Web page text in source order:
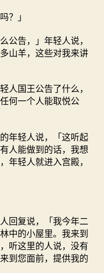
？」
公告，」年轻人说，
山羊，这些对我来讲
人国王公告了什么，
何一个人能取悦公
年轻人说，「这听起
人能做到的话，我想
年轻人就进入宫殿，
回复说，「我今年二
中的小屋里。我来到
听这里的人说，没有
到您面前，提供我的